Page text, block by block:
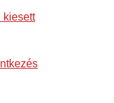
kiesett